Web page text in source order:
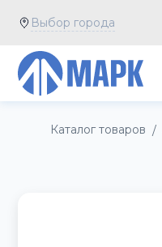
Выбор города
Каталог товаров /